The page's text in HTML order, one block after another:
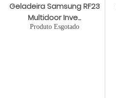
Geladeira Samsung RF23
Multidoor Inve...
Produto Esgotado